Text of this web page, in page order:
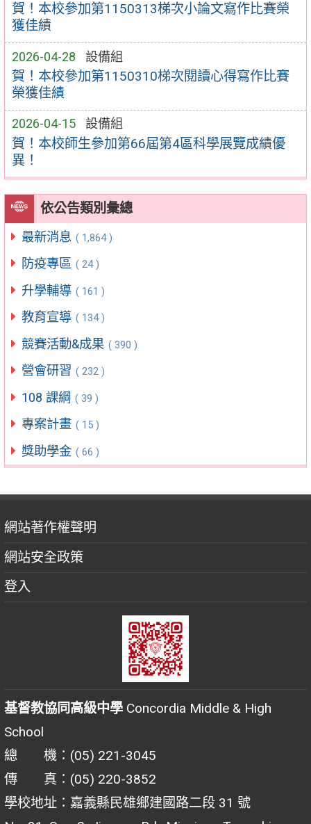
賀！本校參加第1150313梯次小論文寫作比賽榮
獲佳績
2026-04-28 設備組
賀！本校參加第1150310梯次閱讀心得寫作比賽
榮獲佳績
2026-04-15 設備組
賀！本校師生參加第66屆第4區科學展覽成績優
異！
依公告類別彙總
最新消息 ( 1,864 )
防疫專區 ( 24 )
升學輔導 ( 161 )
教育宣導 ( 134 )
競賽活動&成果 ( 390 )
營會研習 ( 232 )
108 課綱 ( 39 )
專案計畫 ( 15 )
獎助學金 ( 66 )
網站著作權聲明
網站安全政策
登入
基督教協同高級中學 Concordia Middle & High
School
總 機：(05) 221-3045
傳 真：(05) 220-3852
學校地址：嘉義縣民雄鄉建國路二段 31 號